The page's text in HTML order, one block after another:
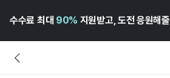
수수료 최대 90% 지원받고, 도전 응원해줄